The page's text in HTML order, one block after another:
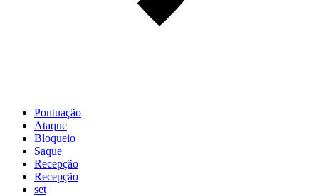
Pontuação
Ataque
Bloqueio
Saque
Recepção
Recepção
set